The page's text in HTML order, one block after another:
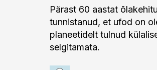
Pärast 60 aastat
tunnistanud, et ufod on
planeetidelt tulnud
selgitamata.